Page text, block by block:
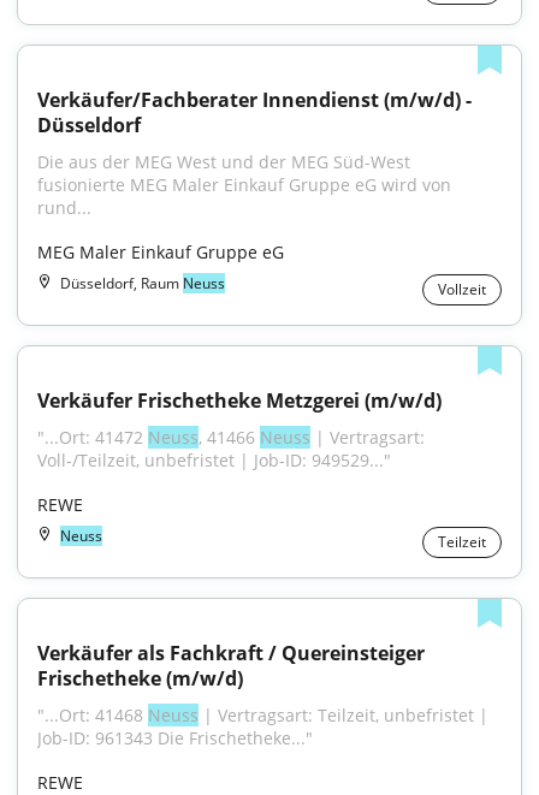
Verkäufer/Fachberater Innendienst (m/w/d) -
Düsseldorf
Die aus der MEG West und der MEG Süd-West
fusionierte MEG Maler Einkauf Gruppe eG wird von
rund...
MEG Maler Einkauf Gruppe eG
Düsseldorf, Raum Neuss Vollzeit
Verkäufer Frischetheke Metzgerei (m/w/d)
"...Ort: 41472 Neuss, 41466 Neuss | Vertragsart:
Voll-/Teilzeit, unbefristet | Job-ID: 949529..."
REWE
Neuss Teilzeit
Verkäufer als Fachkraft / Quereinsteiger
Frischetheke (m/w/d)
"...Ort: 41468 Neuss | Vertragsart: Teilzeit, unbefristet |
Job-ID: 961343 Die Frischetheke..."
REWE